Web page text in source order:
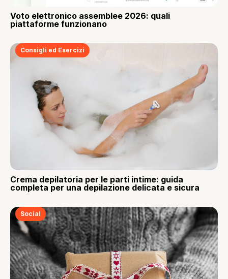
Voto elettronico assemblee 2026: quali
piattaforme funzionano
Consigli ed Esercizi
Crema depilatoria per le parti intime: guida
completa per una depilazione delicata e sicura
Social